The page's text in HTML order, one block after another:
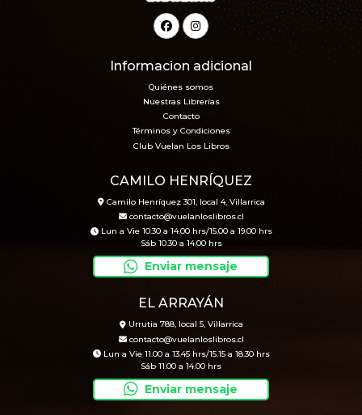
Informacion adicional
Quiénes somos
Nuestras Librerías
Contacto
Términos y Condiciones
Club Vuelan Los Libros
CAMILO HENRÍQUEZ
Camilo Henríquez 301, local 4, Villarrica
contacto@vuelanloslibros.cl
Lun a Vie 10.30 a 14.00 hrs/15.00 a 19.00 hrs
Sáb 10.30 a 14.00 hrs
Enviar mensaje
EL ARRAYÁN
Urrutia 788, local 5, Villarrica
contacto@vuelanloslibros.cl
Lun a Vie 11.00 a 13.45 hrs/15.15 a 18.30 hrs
Sáb 11.00 a 14.00 hrs
Enviar mensaje